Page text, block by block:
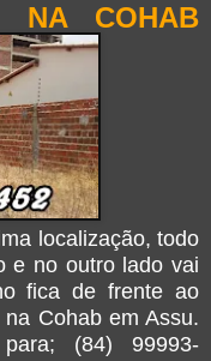
NA COHAB
localização, todo
e no outro lado vai
fica de frente ao
Cohab em Assu.
(84) 99993-